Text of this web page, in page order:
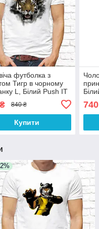
футболка з
Тигр в чорному
L, Білий Push IT
840 ₴
Купити
740